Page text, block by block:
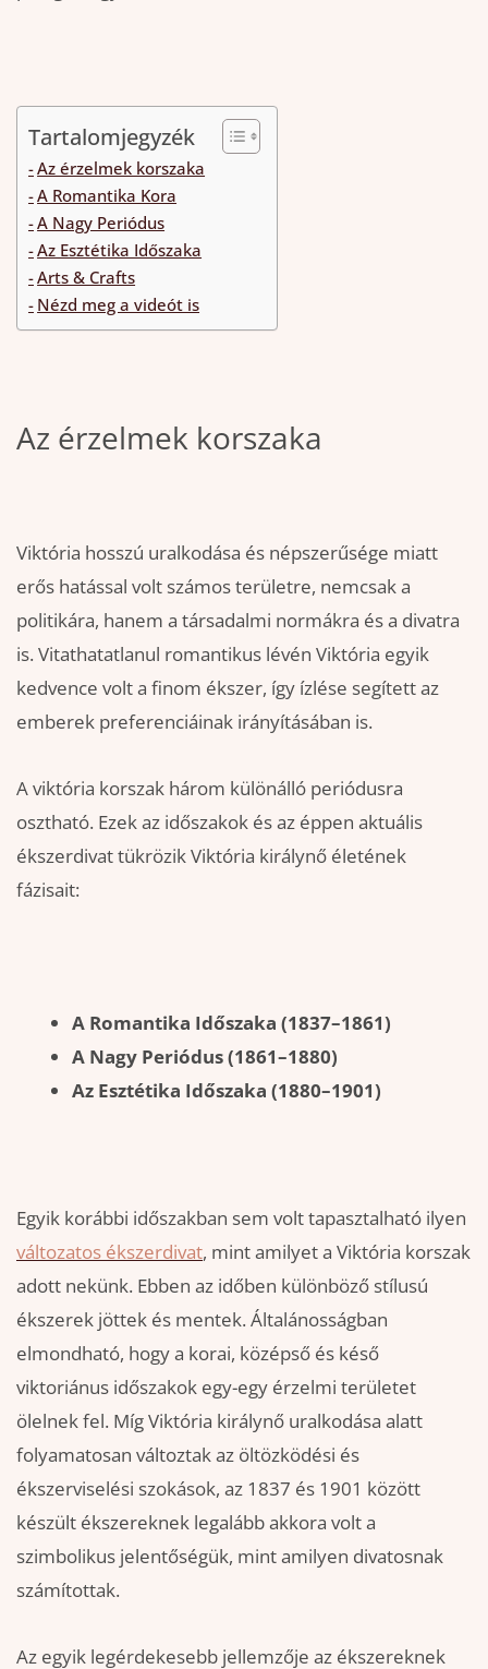
Tartalomjegyzék
Az érzelmek korszaka
A Romantika Kora
A Nagy Periódus
Az Esztétika Időszaka
Arts & Crafts
Nézd meg a videót is
Az érzelmek korszaka
Viktória hosszú uralkodása és népszerűsége miatt
erős hatással volt számos területre, nemcsak a
politikára, hanem a társadalmi normákra és a divatra
is. Vitathatatlanul romantikus lévén Viktória egyik
kedvence volt a finom ékszer, így ízlése segített az
emberek preferenciáinak irányításában is.
A viktória korszak három különálló periódusra
osztható. Ezek az időszakok és az éppen aktuális
ékszerdivat tükrözik Viktória királynő életének
fázisait:
A Romantika Időszaka (1837–1861)
A Nagy Periódus (1861–1880)
Az Esztétika Időszaka (1880–1901)
Egyik korábbi időszakban sem volt tapasztalható ilyen
változatos ékszerdivat, mint amilyet a Viktória korszak
adott nekünk. Ebben az időben különböző stílusú
ékszerek jöttek és mentek. Általánosságban
elmondható, hogy a korai, középső és késő
viktoriánus időszakok egy-egy érzelmi területet
ölelnek fel. Míg Viktória királynő uralkodása alatt
folyamatosan változtak az öltözködési és
ékszerviselési szokások, az 1837 és 1901 között
készült ékszereknek legalább akkora volt a
szimbolikus jelentőségük, mint amilyen divatosnak
számítottak.
Az egyik legérdekesebb jellemzője az ékszereknek